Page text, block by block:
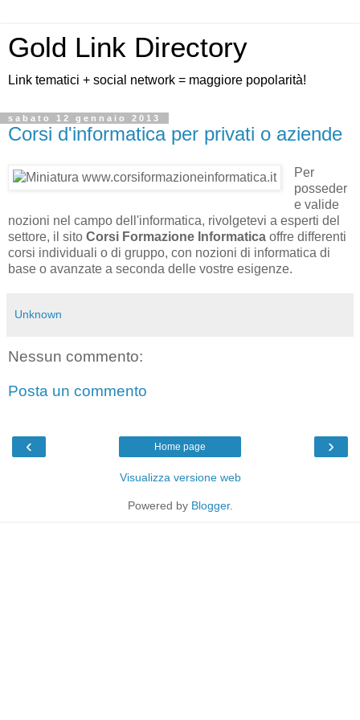
Gold Link Directory
Link tematici + social network = maggiore popolarità!
sabato 12 gennaio 2013
Corsi d'informatica per privati o aziende
Per
posseder
e valide
nozioni nel campo dell'informatica, rivolgetevi a esperti del
settore, il sito Corsi Formazione Informatica offre differenti
corsi individuali o di gruppo, con nozioni di informatica di
base o avanzate a seconda delle vostre esigenze.
Unknown
Nessun commento:
Posta un commento
‹ ›
Home page
Visualizza versione web
Powered by Blogger.